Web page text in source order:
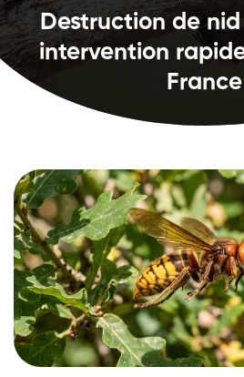
Destruction de
intervention
France